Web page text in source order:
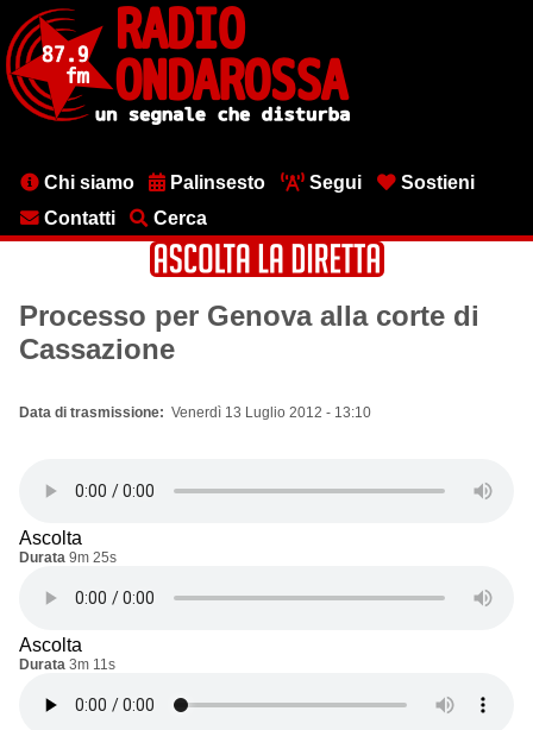
contenuto
principale
MenuChi siamo Palinsesto Segui
Sostieni
Contatti
Cerca
Processo per Genova alla corte di
Cassazione
Data di trasmissione Venerdì 13 Luglio 2012 - 13:10
Ascolta
Durata 9m 25s
Ascolta
Durata 3m 11s